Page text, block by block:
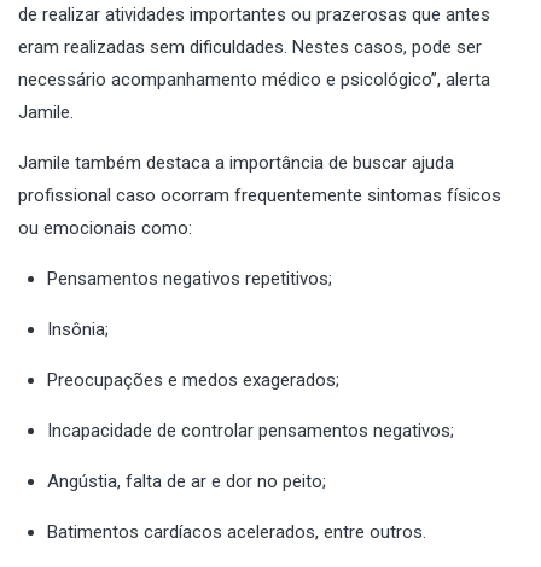
de realizar atividades importantes ou prazerosas que antes
eram realizadas sem dificuldades. Nestes casos, pode ser
necessário acompanhamento médico e psicológico”, alerta
Jamile.
Jamile também destaca a importância de buscar ajuda
profissional caso ocorram frequentemente sintomas físicos
ou emocionais como:
Pensamentos negativos repetitivos;
Insônia;
Preocupações e medos exagerados;
Incapacidade de controlar pensamentos negativos;
Angústia, falta de ar e dor no peito;
Batimentos cardíacos acelerados, entre outros.